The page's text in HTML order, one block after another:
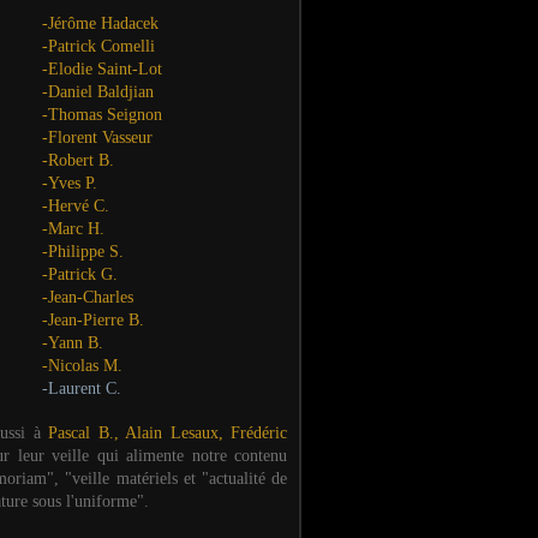
-Jérôme Hadacek
-Patrick Comelli
-Elodie Saint-Lot
-Daniel Baldjian
-Thomas Seignon
-Florent Vasseur
-Robert B.
-Yves P.
-Hervé C.
-Marc H.
-Philippe S.
-Patrick G.
-Jean-Charles
-Jean-Pierre B.
-Yann B.
-Nicolas M.
-Laurent C.
àPascal B., Alain Lesaux, Frédéric
leur veille qui alimente notre contenu
"veille matériels et "actualité de
sous l'uniforme".